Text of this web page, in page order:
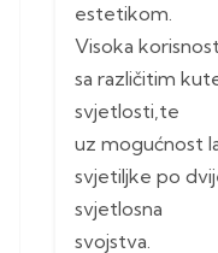
estetikom.
Visoka
sa različitim
svjetlosti,te
uz mogućnost
svjetiljke po
svjetlosna
svojstva.